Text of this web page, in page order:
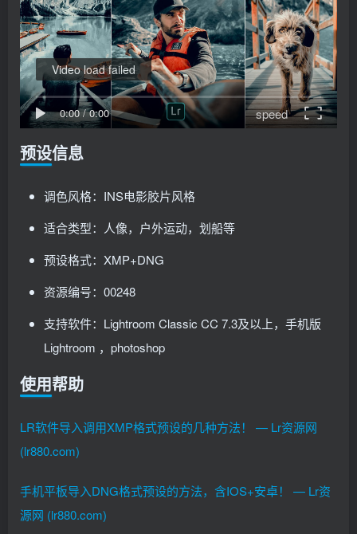
0:00/0:00 speed
Video load failed
预设信息
调色风格：INS电影胶片风格
适合类型：人像，户外运动，划船等
预设格式：XMP+DNG
资源编号：00248
支持软件：Lightroom Classic CC 7.3及以上，手机版
Lightroom ，photoshop
使用帮助
LR软件导入调用XMP格式预设的几种方法！ — Lr资源网
(lr880.com)
手机平板导入DNG格式预设的方法，含IOS+安卓！ — Lr资
源网 (lr880.com)